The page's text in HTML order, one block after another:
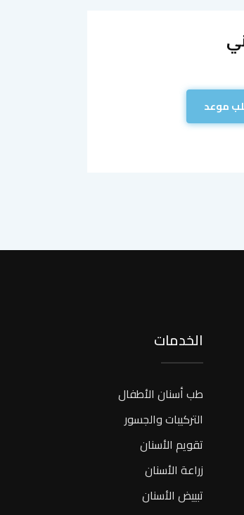
موعد
الخدمات
طب أسنان الأطفال
التركيبات والجسور
تقويم الأسنان
زراعة الأسنان
تبييض الأسنان